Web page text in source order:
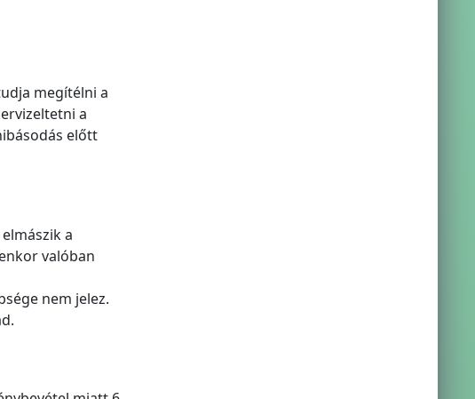
megítélni a
a
előtt
a
valóban
nem jelez.